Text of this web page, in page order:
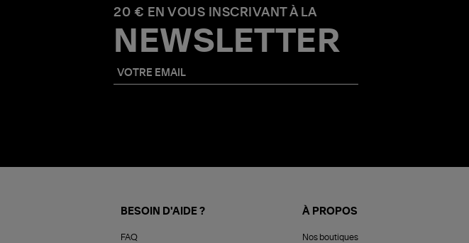
20 € EN VOUS INSCRIVANT À LA
NEWSLETTER
BESOIN D'AIDE ?
FAQ
À PROPOS
Nos boutiques